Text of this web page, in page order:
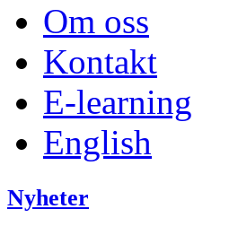
Om oss
Kontakt
E-learning
English
Nyheter